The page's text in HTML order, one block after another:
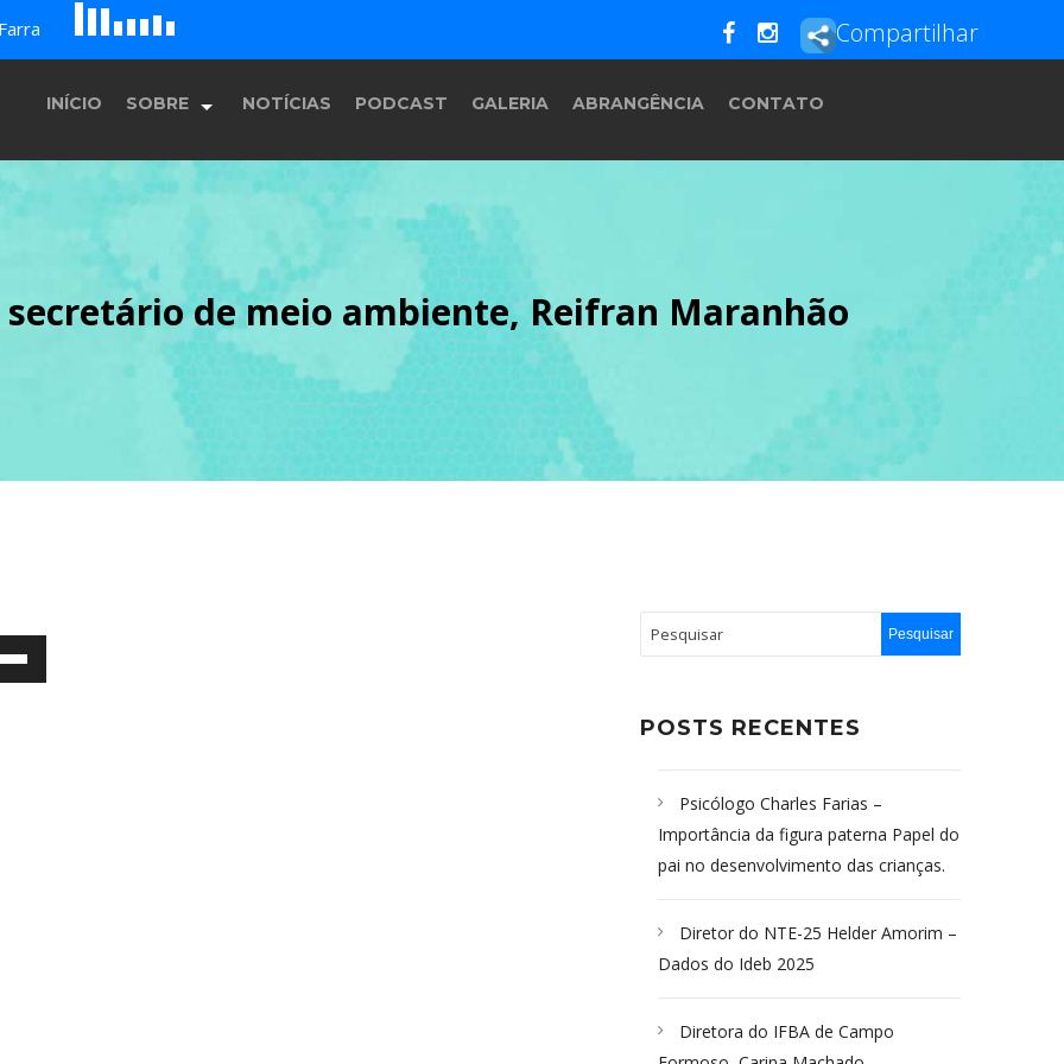
A
D GH Compartilhar
INÍCIO SOBRE
História
Equipe
Programação
NOTÍCIAS PODCAST GALERIA ABRANGÊNCIA CONTATO
de meio ambiente, Reifran Maranhão
POSTS RECENTES
Psicólogo Charles Farias –
Importância da figura paterna Papel do
pai no desenvolvimento das crianças.
Diretor do NTE-25 Helder Amorim –
Dados do Ideb 2025
Diretora do IFBA de Campo